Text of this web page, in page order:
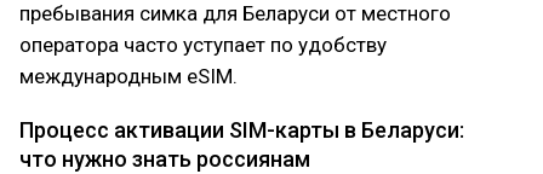
пребывания симка для Беларуси от местного
оператора часто уступает по удобству
международным eSIM.
Процесс активации SIM-карты в Беларуси:
что нужно знать россиянам